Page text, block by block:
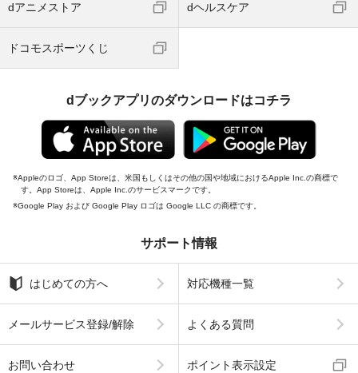
dアニメストア dヘルスケア
ドコモスポーツくじ
dブックアプリのダウンロードはコチラ
Appleのロゴ、App Storeは、米国もしくはその他の国や地域におけるApple Inc.の商標で
す。App Storeは、Apple Inc.のサービスマークです。
Google Play および Google Play ロゴは Google LLC の商標です。
サポート情報
はじめての方へ 対応機種一覧
メールサービス登録/解除 よくある質問
お問い合わせ ポイント表示設定